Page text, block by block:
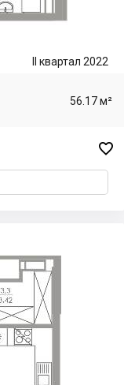
II квартал 2022
56.17 м²
